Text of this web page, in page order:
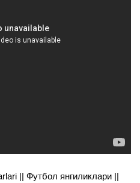
|| Футбол янгиликлари ||